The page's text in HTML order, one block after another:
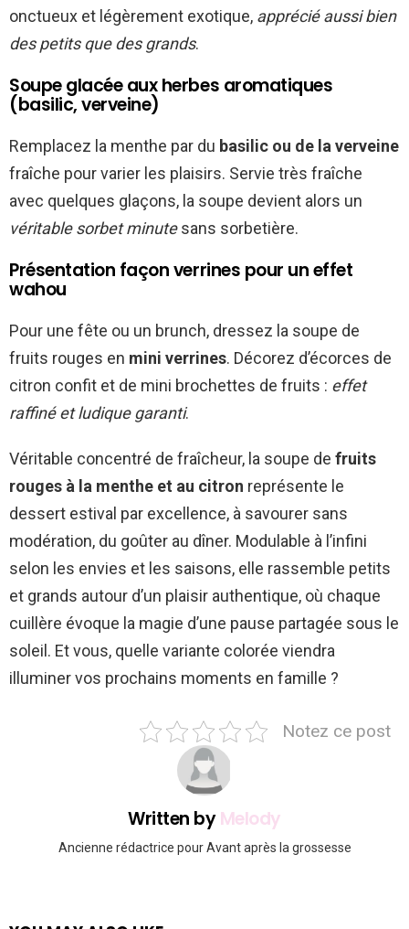
onctueux et légèrement exotique, apprécié aussi bien
des petits que des grands.
Soupe glacée aux herbes aromatiques
(basilic, verveine)
Remplacez la menthe par du basilic ou de la verveine
fraîche pour varier les plaisirs. Servie très fraîche
avec quelques glaçons, la soupe devient alors un
véritable sorbet minutesans sorbetière.
Présentation façon verrines pour un effet
wahou
Pour une fête ou un brunch, dressez la soupe de
fruits rouges en mini verrines. Décorez d’écorces de
citron confit et de mini brochettes de fruits : effet
raffiné et ludique garanti.
Véritable concentré de fraîcheur, la soupe de fruits
rouges à la menthe et au citron représente le
dessert estival par excellence, à savourer sans
modération, du goûter au dîner. Modulable à l’infini
selon les envies et les saisons, elle rassemble petits
et grands autour d’un plaisir authentique, où chaque
cuillère évoque la magie d’une pause partagée sous le
soleil. Et vous, quelle variante colorée viendra
illuminer vos prochains moments en famille ?
Notez ce post
Written byMelody
Ancienne rédactrice pour Avant après la grossesse